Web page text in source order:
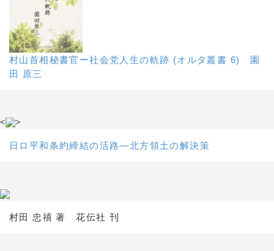
村山首相秘書官ー社会党人生の軌跡 (オルタ叢書 6) 園
田 原三
< >
日ロ平和条約締結の活路―北方領土の解決策
村田 忠禧 著 花伝社 刊